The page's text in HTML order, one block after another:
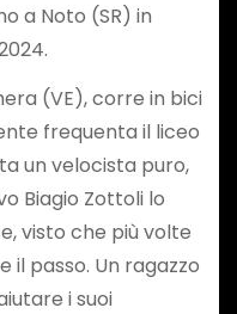
a Noto (SR) in
(VE), corre in bici
frequenta il liceo
un velocista puro,
Biagio Zottoli lo
visto che più volte
passo. Un ragazzo
i suoi